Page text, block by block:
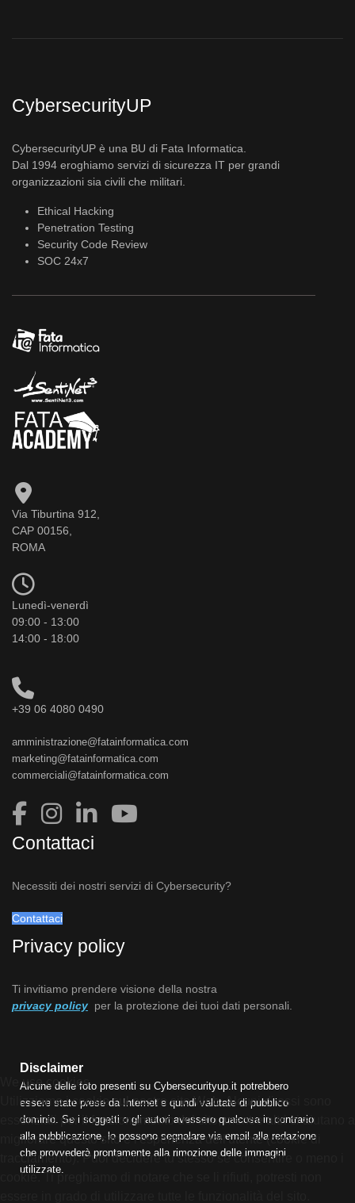
CybersecurityUP
CybersecurityUP è una BU di Fata Informatica.
Dal 1994 eroghiamo servizi di sicurezza IT per grandi
organizzazioni sia civili che militari.
Ethical Hacking
Penetration Testing
Security Code Review
SOC 24x7
Via Tiburtina 912,
CAP 00156,
ROMA
Lunedì-venerdì
09:00 - 13:00
14:00 - 18:00
+39 06 4080 0490
amministrazione@fatainformatica.com
marketing@fatainformatica.com
commerciali@fatainformatica.com
Contattaci
Necessiti dei nostri servizi di Cybersecurity?
Contattaci
Privacy policy
Ti invitiamo prendere visione della nostra
privacy policy per la protezione dei tuoi dati personali.
Disclaimer
Alcune delle foto presenti su Cybersecurityup.it potrebbero
essere state prese da Internet e quindi valutate di pubblico
dominio. Se i soggetti o gli autori avessero qualcosa in contrario
alla pubblicazione, lo possono segnalare via email alla redazione
che provvederà prontamente alla rimozione delle immagini
utilizzate.
We use cookies
Utilizziamo i cookie sul nostro sito Web. Alcuni di essi sono
essenziali per il funzionamento del sito, mentre altri ci aiutano a
migliorare questo sito e l'esperienza dell'utente (cookie di
tracciamento). Puoi decidere tu stesso se consentire o meno i
cookie. Ti preghiamo di notare che se li rifiuti, potresti non